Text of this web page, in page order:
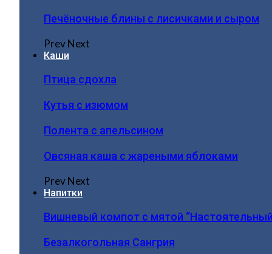
Печёночные блины с лисичками и сыром
PrevNext
Каши
Птица сдохла
Кутья с изюмом
Полента с апельсином
Овсяная каша с жареными яблоками
PrevNext
Напитки
Вишневый компот с мятой
Безалкогольная Сангрия